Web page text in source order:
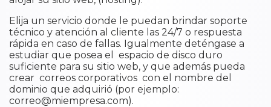
Elija un servicio donde le puedan brindar soporte
técnico y atención al cliente las 24/7 o respuesta
rápida en caso de fallas. Igualmente deténgase a
estudiar que posea el espacio de disco duro
suficiente para su sitio web, y que además pueda
crear correos corporativos con el nombre del
dominio que adquirió (por ejemplo:
correo@miempresa.com).